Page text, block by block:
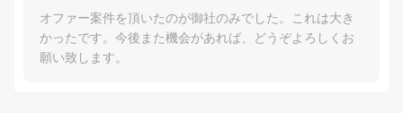
オファー案件を頂いたのが御社のみでした。これは大き
かったです。今後また機会があれば、どうぞよろしくお
願い致します。